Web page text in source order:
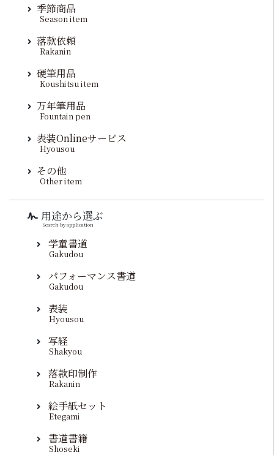
季節商品
Season item
落款依頼
Rakanin
硬筆用品
Koushitsu item
万年筆用品
Fountain pen
表装Onlineサービス
Hyousou
その他
Other item
用途から選ぶ
Search by application
学童書道
Gakudou
パフォーマンス書道
Gakudou
表装
Hyousou
写経
Shakyou
落款印制作
Rakanin
絵手紙セット
Etegami
書道書籍
Shoseki